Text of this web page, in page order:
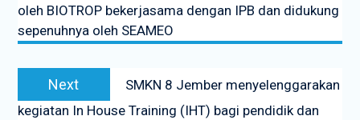
oleh BIOTROP bekerjasama dengan IPB dan didukung
sepenuhnya oleh SEAMEO
Next
post:
SMKN 8 Jember menyelenggarakan
kegiatan In House Training (IHT) bagi pendidik dan